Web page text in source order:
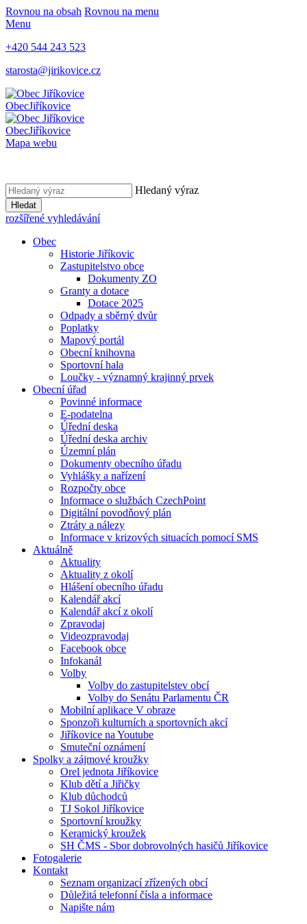
Rovnou na obsah Rovnou na menu
Menu
+420 544 243 523
starosta@jirikovice.cz
ObecJiříkovice
ObecJiříkovice
Mapa webu
Hledaný výraz
Hledat
rozšířené vyhledávání
Obec
Historie Jiříkovic
Zastupitelstvo obce
Dokumenty ZO
Granty a dotace
Dotace 2025
Odpady a sběrný dvůr
Poplatky
Mapový portál
Obecní knihovna
Sportovní hala
Loučky - významný krajinný prvek
Obecní úřad
Povinné informace
E-podatelna
Úřední deska
Úřední deska archiv
Územní plán
Dokumenty obecního úřadu
Vyhlášky a nařízení
Rozpočty obce
Informace o službách CzechPoint
Digitální povodňový plán
Ztráty a nálezy
Informace v krizových situacích pomocí SMS
Aktuálně
Aktuality
Aktuality z okolí
Hlášení obecního úřadu
Kalendář akcí
Kalendář akcí z okolí
Zpravodaj
Videozpravodaj
Facebook obce
Infokanál
Volby
Volby do zastupitelstev obcí
Volby do Senátu Parlamentu ČR
Mobilní aplikace V obraze
Sponzoři kulturních a sportovních akcí
Jiříkovice na Youtube
Smuteční oznámení
Spolky a zájmové kroužky
Orel jednota Jiříkovice
Klub dětí a Jiřičky
Klub důchodců
TJ Sokol Jiříkovice
Sportovní kroužky
Keramický kroužek
SH ČMS - Sbor dobrovolných hasičů Jiříkovice
Fotogalerie
Kontakt
Seznam organizací zřízených obcí
Důležitá telefonní čísla a informace
Napište nám